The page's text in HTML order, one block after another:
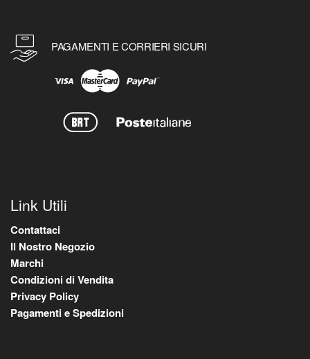
PAGAMENTI E CORRIERI SICURI
Link Utili
Contattaci
Il Nostro Negozio
Marchi
Condizioni di Vendita
Privacy Policy
Pagamenti e Spedizioni